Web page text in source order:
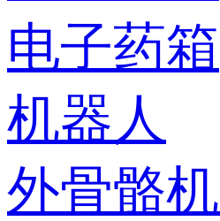
电子药箱
机器人
外骨骼